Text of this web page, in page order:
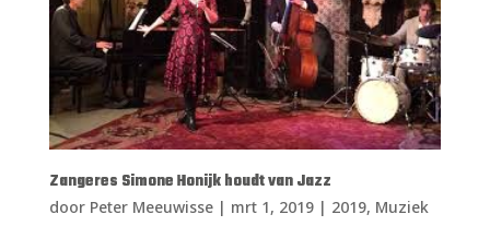
Zangeres Simone Honijk houdt van Jazz
door Peter Meeuwisse| mrt 1, 2019| 2019, Muziek